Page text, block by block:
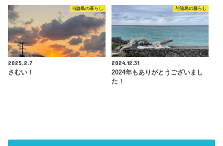
与論島の暮らし
2025.2.7
さむい！
与論島の暮らし
2024.12.31
2024年もありがとうございまし
た！